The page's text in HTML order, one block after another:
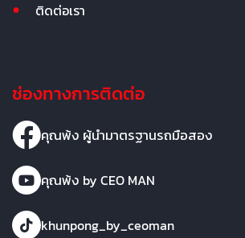
ติดต่อเรา
ช่องทางการติดต่อ
คุณพ้ง ผู้นำมาตรฐานรถมือสอง
คุณพ้ง by CEO MAN
khunpong_by_ceoman